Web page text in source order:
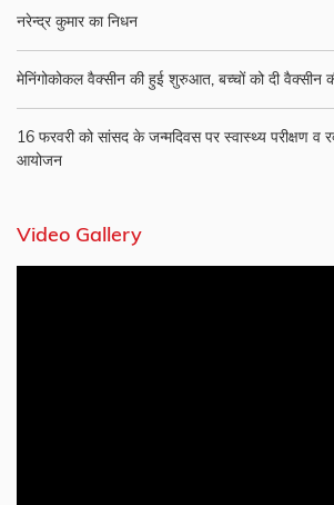
नरेन्द्र कुमार का निधन
मेनिंगोकोकल वैक्सीन की हुई शुरुआत, बच्चों को दी वैक्सीन
16 फरवरी को सांसद के जन्मदिवस पर स्वास्थ्य परीक्षण व
आयोजन
Video Gallery